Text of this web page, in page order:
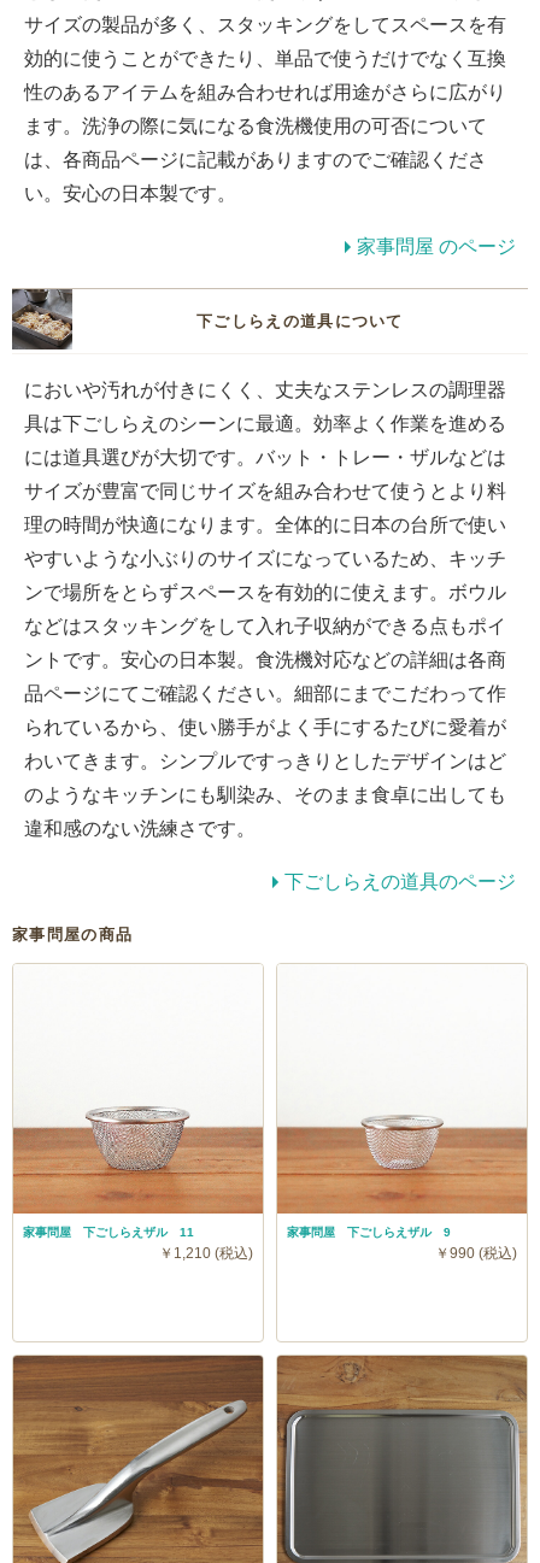
サイズの製品が多く、スタッキングをしてスペースを有
効的に使うことができたり、単品で使うだけでなく互換
性のあるアイテムを組み合わせれば用途がさらに広がり
ます。洗浄の際に気になる食洗機使用の可否について
は、各商品ページに記載がありますのでご確認くださ
い。安心の日本製です。
家事問屋 のページ
下ごしらえの道具について
においや汚れが付きにくく、丈夫なステンレスの調理器
具は下ごしらえのシーンに最適。効率よく作業を進める
には道具選びが大切です。バット・トレー・ザルなどは
サイズが豊富で同じサイズを組み合わせて使うとより料
理の時間が快適になります。全体的に日本の台所で使い
やすいような小ぶりのサイズになっているため、キッチ
ンで場所をとらずスペースを有効的に使えます。ボウル
などはスタッキングをして入れ子収納ができる点もポイ
ントです。安心の日本製。食洗機対応などの詳細は各商
品ページにてご確認ください。細部にまでこだわって作
られているから、使い勝手がよく手にするたびに愛着が
わいてきます。シンプルですっきりとしたデザインはど
のようなキッチンにも馴染み、そのまま食卓に出しても
違和感のない洗練さです。
下ごしらえの道具のページ
家事問屋の商品
家事問屋 下ごしらえザル 11
￥1,210 (税込)
家事問屋 下ごしらえザル 9
￥990 (税込)